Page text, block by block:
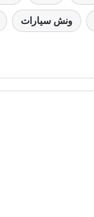
ونش سيارات